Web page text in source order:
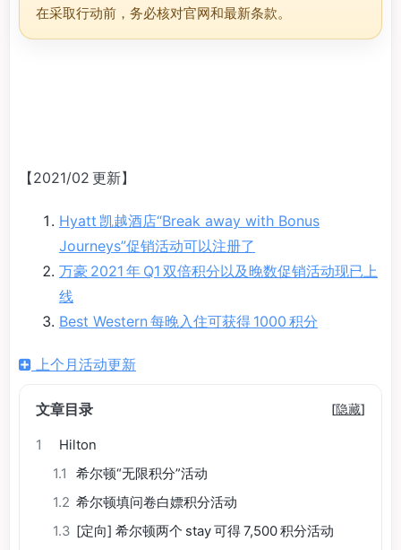
在采取行动前，务必核对官网和最新条款。
【2021/02 更新】
Hyatt 凯越酒店“Break away with Bonus
Journeys”促销活动可以注册了
万豪 2021 年 Q1 双倍积分以及晚数促销活动现已上
线
Best Western 每晚入住可获得 1000 积分
上个月活动更新
文章目录 [隐藏]
1
Hilton
1.1
希尔顿“无限积分”活动
1.2 希尔顿填问卷白嫖积分活动
1.3 [定向] 希尔顿两个 stay 可得 7,500 积分活动